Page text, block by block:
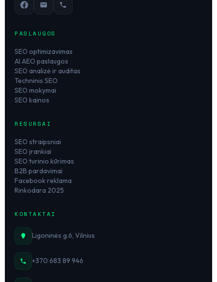
PASLAUGOS
SEO optimizavimas
AI AEO paslaugos
SEO analizė ir auditas
Techninis SEO
SEO mokymai
SEO kainos
RESURSAI
SEO straipsniai
SEO įrankiai
SEO turinio kūrimas
B2B pardavimai
Facebook reklama
Rinkodara 2025
KONTAKTAI
Ligoninės g.6, Vilnius
+370 683 89 946